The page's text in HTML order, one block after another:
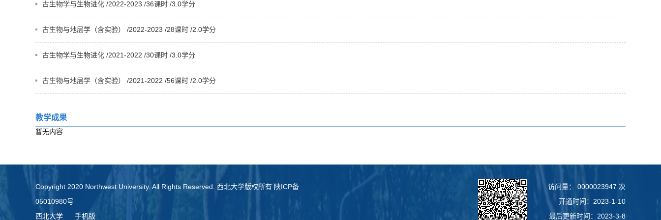
古生物学与生物进化 /2022-2023 /36课时 /3.0学分
古生物与地层学（含实验） /2022-2023 /28课时 /2.0学分
古生物学与生物进化 /2021-2022 /30课时 /3.0学分
古生物与地层学（含实验） /2021-2022 /56课时 /2.0学分
教学成果
暂无内容
Copyright 2020 Northwest University. All Rights Reserved. 西北大学版权所有 陕ICP备
05010980号
西北大学
手机版
访问量： 0000023947 次
开通时间： 2023-1-10
最后更新时间： 2023-3-8